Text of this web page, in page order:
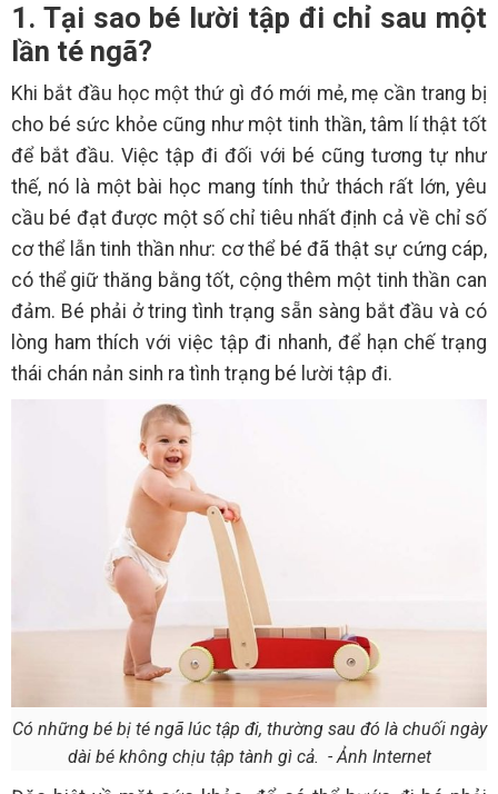
1. Tại sao bé lười tập đi chỉ sau một
lần té ngã?
Khi bắt đầu học một thứ gì đó mới mẻ, mẹ cần trang bị
cho bé sức khỏe cũng như một tinh thần, tâm lí thật tốt
để bắt đầu. Việc tập đi đối với bé cũng tương tự như
thế, nó là một bài học mang tính thử thách rất lớn, yêu
cầu bé đạt được một số chỉ tiêu nhất định cả về chỉ số
cơ thể lẫn tinh thần như: cơ thể bé đã thật sự cứng cáp,
có thể giữ thăng bằng tốt, cộng thêm một tinh thần can
đảm. Bé phải ở tring tình trạng sẵn sàng bắt đầu và có
lòng ham thích với việc tập đi nhanh, để hạn chế trạng
thái chán nản sinh ra tình trạng bé lười tập đi.
Có những bé bị té ngã lúc tập đi, thường sau đó là chuối ngày
dài bé không chịu tập tành gì cả. - Ảnh Internet